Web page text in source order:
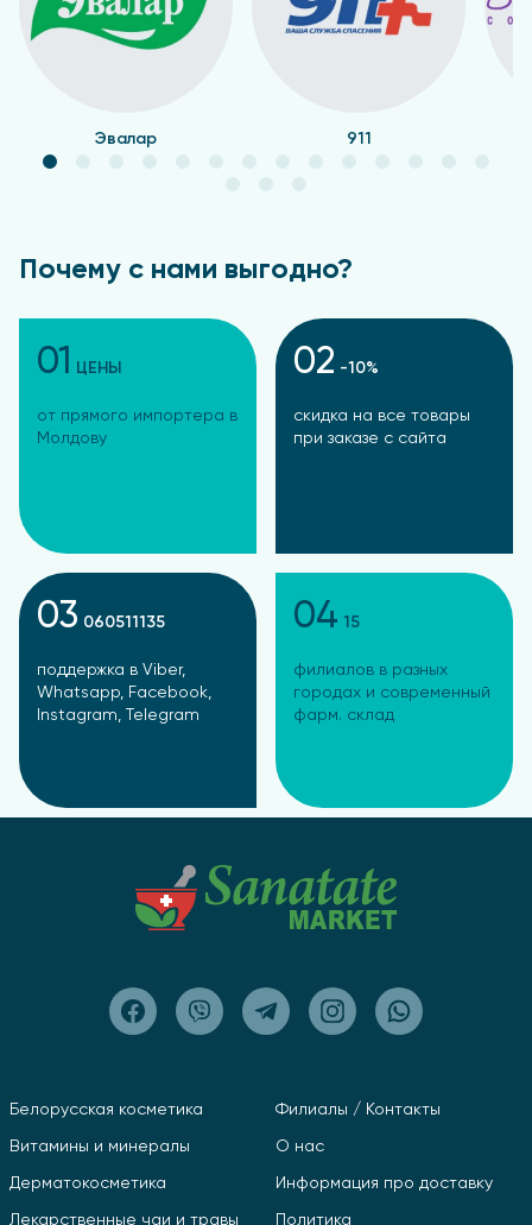
Эвалар 911
Почему с нами выгодно?
01 ЦЕНЫ
от прямого импортера в
Молдову
02 -10%
скидка на все товары
при заказе с сайта
03 060511135
поддержка в Viber,
Whatsapp, Facebook,
Instagram, Telegram
04 15
филиалов в разных
городах и современный
фарм. склад
Белорусская косметика
Витамины и минералы
Дерматокосметика
Лекарственные чаи и травы
Филиалы / Контакты
О нас
Информация про доставку
Политика